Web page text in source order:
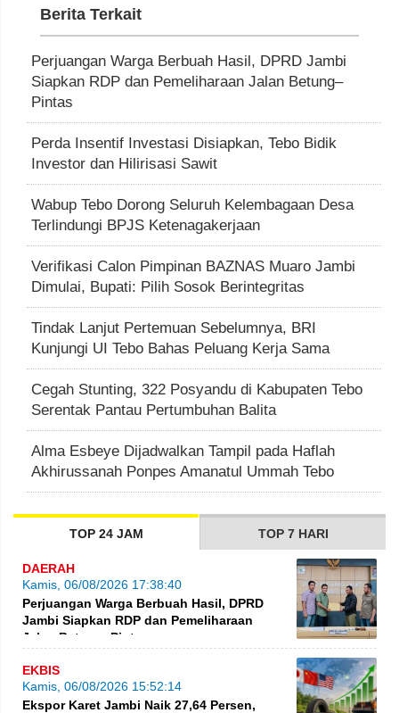
Berita Terkait
Perjuangan Warga Berbuah Hasil, DPRD Jambi
Siapkan RDP dan Pemeliharaan Jalan Betung–
Pintas
Perda Insentif Investasi Disiapkan, Tebo Bidik
Investor dan Hilirisasi Sawit
Wabup Tebo Dorong Seluruh Kelembagaan Desa
Terlindungi BPJS Ketenagakerjaan
Verifikasi Calon Pimpinan BAZNAS Muaro Jambi
Dimulai, Bupati: Pilih Sosok Berintegritas
Tindak Lanjut Pertemuan Sebelumnya, BRI
Kunjungi UI Tebo Bahas Peluang Kerja Sama
Cegah Stunting, 322 Posyandu di Kabupaten Tebo
Serentak Pantau Pertumbuhan Balita
Alma Esbeye Dijadwalkan Tampil pada Haflah
Akhirussanah Ponpes Amanatul Ummah Tebo
TOP 24 JAM TOP 7 HARI
DAERAH
Kamis, 06/08/2026 17:38:40
Perjuangan Warga Berbuah Hasil, DPRD
Jambi Siapkan RDP dan Pemeliharaan
Jalan Betung–Pintas
EKBIS
Kamis, 06/08/2026 15:52:14
Ekspor Karet Jambi Naik 27,64 Persen,